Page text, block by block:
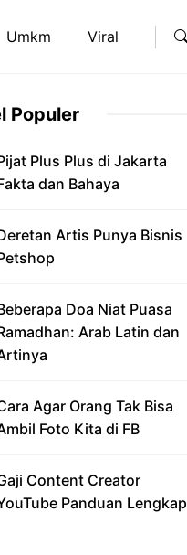
Umkm Viral
Populer
Plus Plus di Jakarta
dan Bahaya
Artis Punya Bisnis
Doa Niat Puasa
Arab Latin dan
Agar Orang Tak Bisa
Foto Kita di FB
Content Creator
Panduan Lengkap